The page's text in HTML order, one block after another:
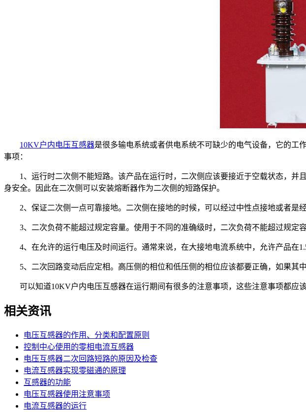
10KV户内电压互感器是很多输电系统或者供电系统不可缺少的电气设备，它的工
事项：
1、运行时二次侧不能短路。该产品在运行时，二次侧应该要接近于空载状态，并
身安全。因此在二次侧可以安装熔断器作为二次侧的短路保护。
2、保证二次侧一点可靠接地。二次侧在接地的时候，可以经过中性点接地或者是经
3、二次负荷不能超过规定容量。使用于不同的准确级时，二次负荷不能超过规定
4、在允许的运行电压及时间运行。通常来说，在大接地电流系统中，允许产品在
5、二次回路变动后应定相。高压侧的相位和低压侧的相位应该都要正确，如果其
可以知道10KV户内电压互感器在运行期间有很多的注意事项，这些注意事项都应
相关资讯
电压互感器的作用、分类和配置原则
控制中心使用的零相电流互感器
电压互感器二次回路短路的原因及检查
电流互感器实现零磁通的原理
互感器的功能
电压互感器使用注意事项
电流互感器的运行